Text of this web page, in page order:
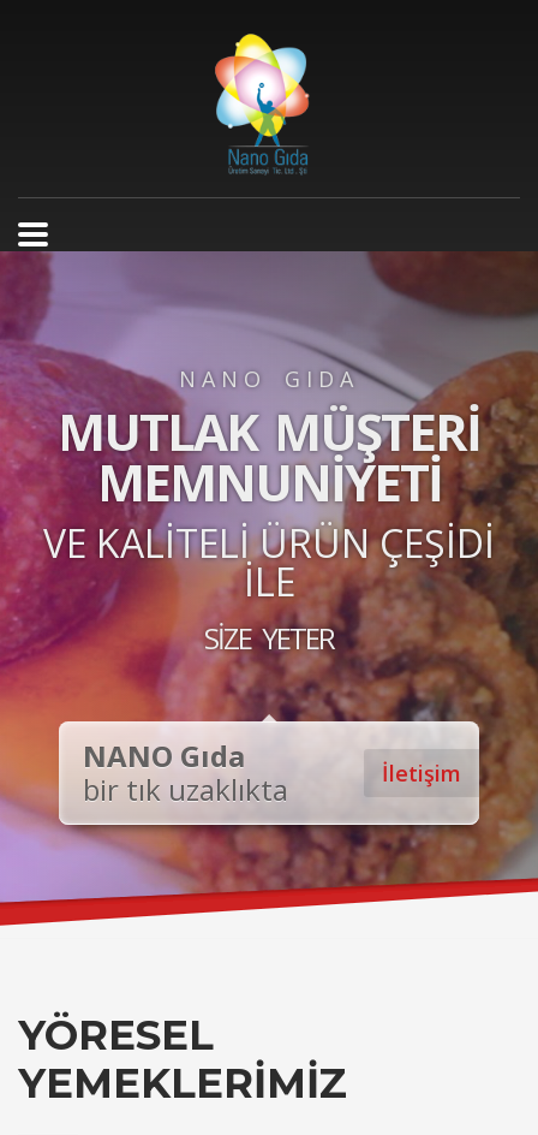
NANO GIDA
MUTLAK MÜŞTERİ
MEMNUNİYETİ
VE KALİTELİ ÜRÜN ÇEŞİDİ
İLE
SİZE YETER
İletişim
NANO Gıda
bir tık uzaklıkta
YÖRESEL
YEMEKLERİMİZ